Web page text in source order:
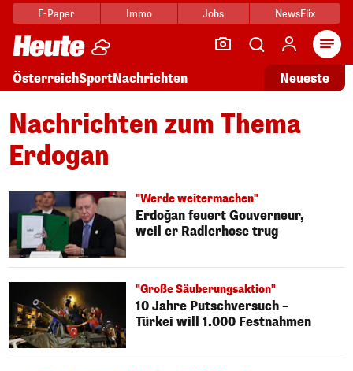
E-Paper Immo Jobs NewsFlix
ÖsterreichSportNachrichten Neueste
Nachrichten zum Thema
Erdogan
"Werde weitermachen"
Erdoğan feuert Gouverneur,
weil er Radlerhose trug
"Große Säuberungsaktion"
10 Jahre Putschversuch –
Türkei will 1.000 Festnahmen